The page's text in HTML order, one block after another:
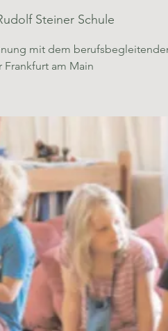
Steiner Schule
mit dem
Frankfurt am Main